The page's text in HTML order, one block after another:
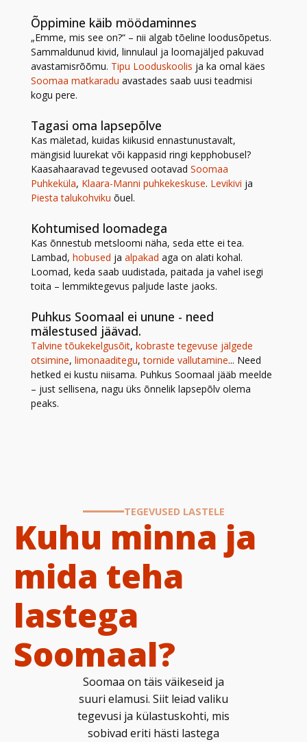
Õppimine käib möödaminnes
„Emme, mis see on?“ – nii algab tõeline loodusõpetus.
Sammaldunud kivid, linnulaul ja loomajäljed pakuvad
avastamisrõõmu. Tipu Looduskoolis ja ka omal käes
Soomaa matkaradu avastades saab uusi teadmisi
kogu pere.
Tagasi oma lapsepõlve
Kas mäletad, kuidas kiikusid ennastunustavalt,
mängisid luurekat või kappasid ringi kepphobusel?
Kaasahaaravad tegevused ootavad Soomaa
Puhkeküla, Klaara-Manni puhkekeskuse. Levikivi ja
Piesta talukohviku õuel.
Kohtumised loomadega
Kas õnnestub metsloomi näha, seda ette ei tea.
Lambad, hobused ja alpakad aga on alati kohal.
Loomad, keda saab uudistada, paitada ja vahel isegi
toita – lemmiktegevus paljude laste jaoks.
Puhkus Soomaal ei unune - need
mälestused jäävad.
Talvine tõukekelgusõit, kobraste tegevuse jälgede
otsimine, limonaaditegu,tornide vallutamine... Need
hetked ei kustu niisama. Puhkus Soomaal jääb meelde
– just sellisena, nagu üks õnnelik lapsepõlv olema
peaks.
TEGEVUSED LASTELE
Kuhu minna ja
mida teha
lastega
Soomaal?
Soomaa on täis väikeseid ja
suuri elamusi. Siit leiad valiku
tegevusi ja külastuskohti, mis
sobivad eriti hästi lastega